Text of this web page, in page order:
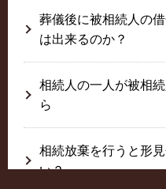
葬儀後に被相続人の
は出来るのか？
相続人の一人が被相
ら
相続放棄を行うと形
い？